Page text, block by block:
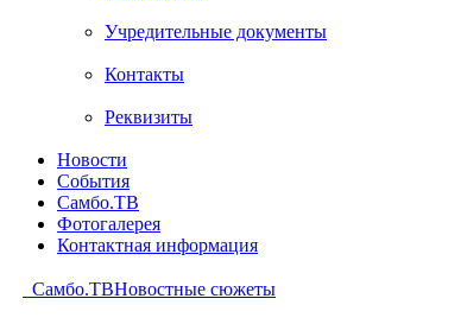
Учредительные документы
Контакты
Реквизиты
Новости
События
Самбо.ТВ
Фотогалерея
Контактная информация
Самбо.ТВНовостные сюжеты